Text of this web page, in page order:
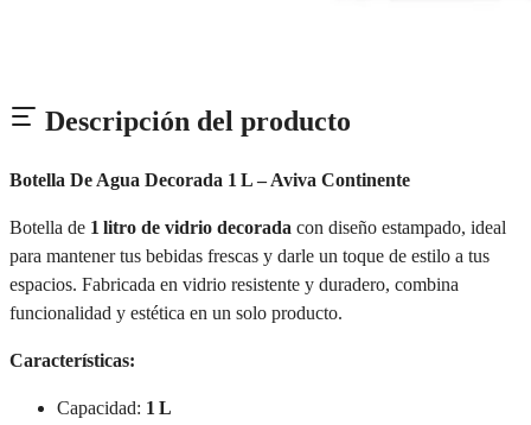
Descripción del producto
Botella De Agua Decorada 1 L – Aviva Continente
Botella de 1 litro de vidrio decorada con diseño estampado, ideal
para mantener tus bebidas frescas y darle un toque de estilo a tus
espacios. Fabricada en vidrio resistente y duradero, combina
funcionalidad y estética en un solo producto.
Características:
Capacidad: 1 L